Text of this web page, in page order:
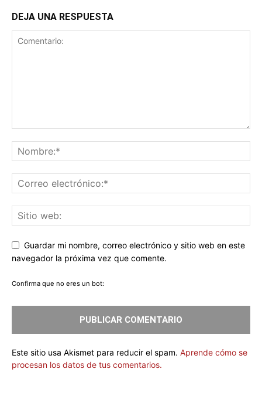
DEJA UNA RESPUESTA
Guardar mi nombre, correo electrónico y sitio web en este
navegador la próxima vez que comente.
Confirma que no eres un bot:
Este sitio usa Akismet para reducir el spam. Aprende cómo se
procesan los datos de tus comentarios.